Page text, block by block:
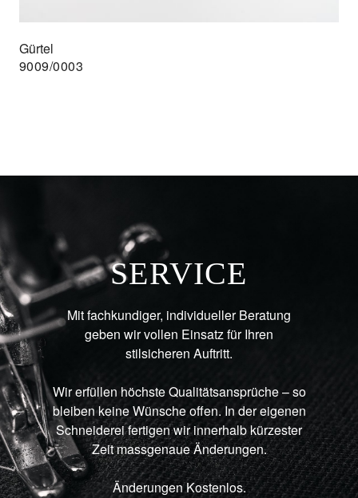
Gürtel
9009/0003
SERVICE
Mit fachkundiger, individueller Beratung
geben wir vollen Einsatz für Ihren
stilsicheren Auftritt.
Wir erfüllen höchste Qualitätsansprüche – so
bleiben keine Wünsche offen. In der eigenen
Schneiderei fertigen wir innerhalb kürzester
Zeit massgenaue Änderungen.
Änderungen Kostenlos.